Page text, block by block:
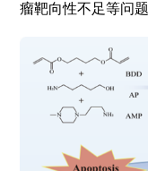
瘤靶向性不足等问